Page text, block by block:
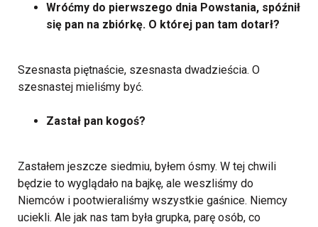
Wróćmy do pierwszego dnia Powstania, spóźnił
się pan na zbiórkę. O której pan tam dotarł?
Szesnasta piętnaście, szesnasta dwadzieścia. O
szesnastej mieliśmy być.
Zastał pan kogoś?
Zastałem jeszcze siedmiu, byłem ósmy. W tej chwili
będzie to wyglądało na bajkę, ale weszliśmy do
Niemców i pootwieraliśmy wszystkie gaśnice. Niemcy
uciekli. Ale jak nas tam była grupka, parę osób, co